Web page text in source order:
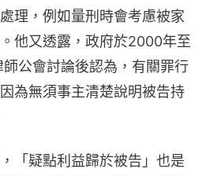
理，例如量刑時會考慮被家
他又透露，政府於2000年至
公會討論後認為，有關罪行
為無須事主清楚說明被告持
「疑點利益歸於被告」也是